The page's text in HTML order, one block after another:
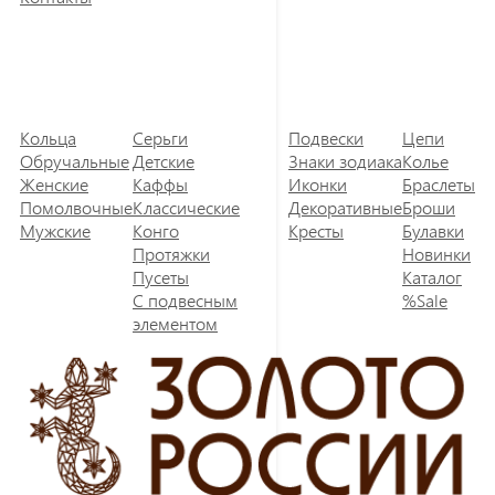
Кольца
Обручальные
Женские
Помолвочные
Мужские
Серьги
Детские
Каффы
Классические
Конго
Протяжки
Пусеты
С подвесным
элементом
Подвески
Знаки зодиака
Иконки
Декоративные
Кресты
Цепи
Колье
Браслеты
Броши
Булавки
Новинки
Каталог
%Sale